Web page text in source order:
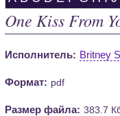
One Kiss From
Исполнитель: Britney
Формат: pdf
Размер файла: 383.7